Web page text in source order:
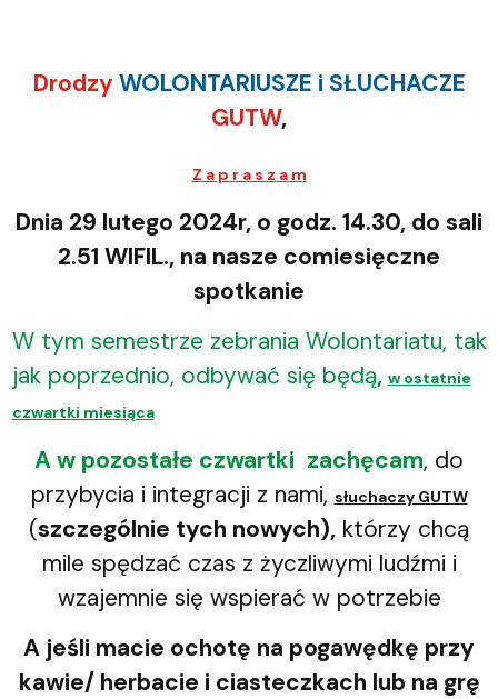
Drodzy WOLONTARIUSZE i SŁUCHACZE
GUTW,
Z a p r a s z a m
Dnia 29 lutego 2024r, o godz. 14.30, do sali
2.51 WIFIL., na nasze comiesięczne
spotkanie
W tym semestrze zebrania Wolontariatu, tak
jak poprzednio, odbywać się będą, w ostatnie
czwartki miesiąca
A w pozostałe czwartki zachęcam, do
przybycia i integracji z nami, słuchaczy GUTW
(szczególnie tych nowych), którzy chcą
mile spędzać czas z życzliwymi ludźmi i
wzajemnie się wspierać w potrzebie
A jeśli macie ochotę na pogawędkę przy
kawie/ herbacie i ciasteczkach lub na grę